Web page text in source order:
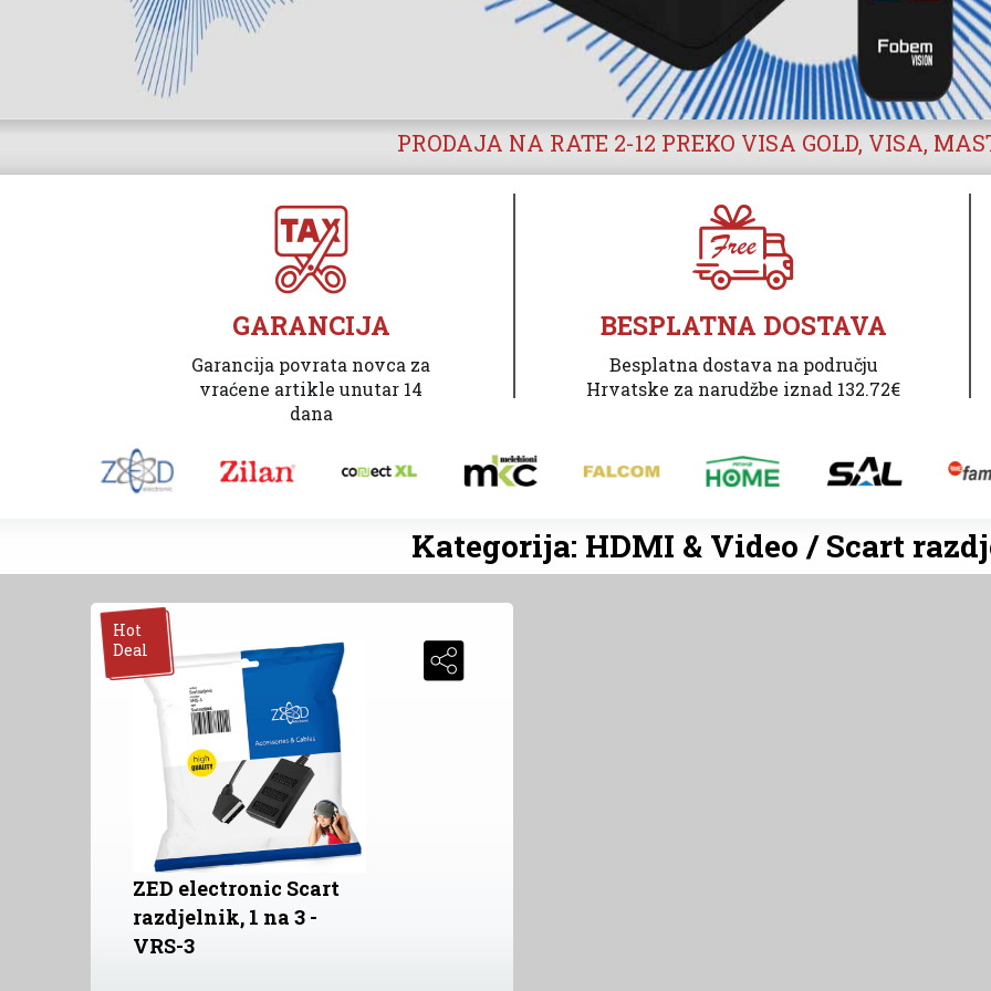
PRODAJA NA RATE 2-12 PREKO VISA GOLD, VISA,
GARANCIJA
Garancija povrata novca za
vraćene artikle unutar 14
dana
BESPLATNA DOSTAVA
Besplatna dostava na području
Hrvatske za narudžbe iznad 132.72€
Kategorija: HDMI & Video / Scart
Hot
Deal
ZED electronic Scart
razdjelnik, 1 na 3 -
VRS-3